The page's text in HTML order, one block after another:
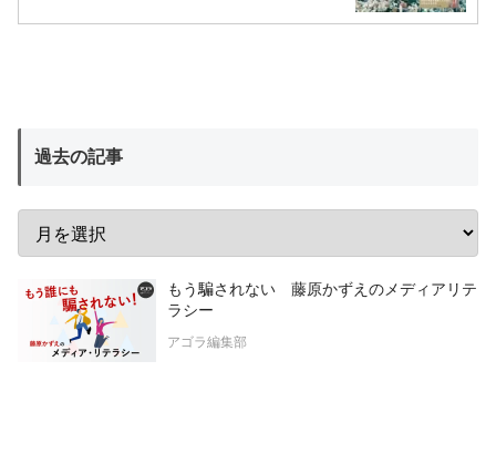
過去の記事
もう騙されない 藤原かずえのメディアリテ
ラシー
アゴラ編集部